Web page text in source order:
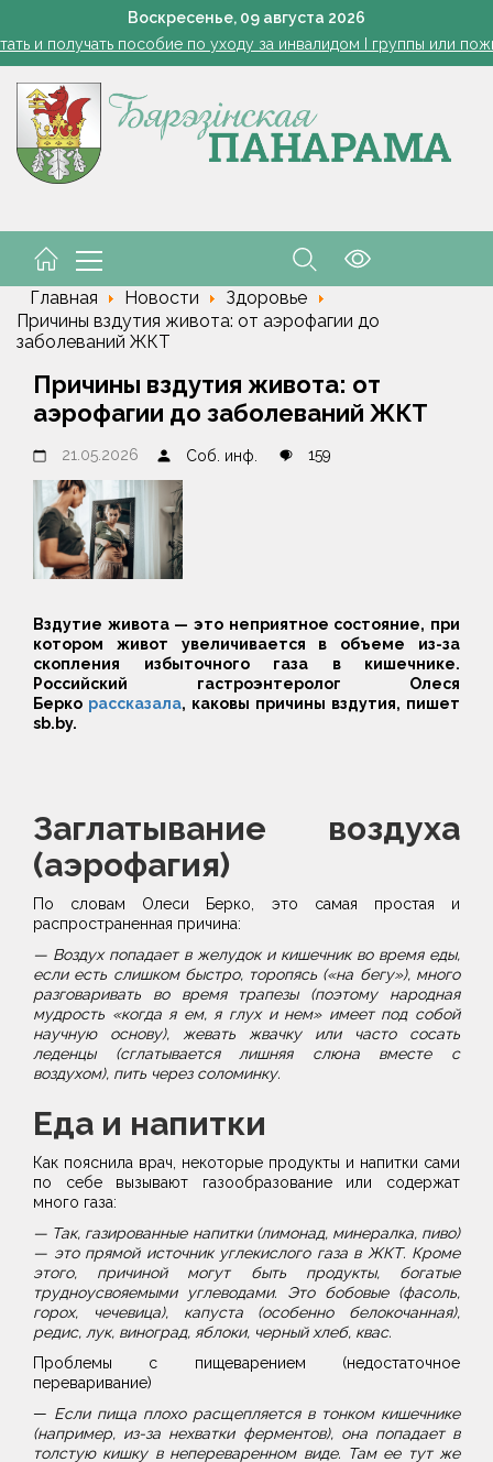
Воскресенье, 09 августа 2026
В МВД разъяснили нюансы выдачи паспортов
и получать пособие по уходу за инвалидом I группы или
Губернатор поздравил строителей с профессиональным
В Пинском районе бесправник сбил мопед, его водитель в
В МВД разъяснили нюансы выдачи паспортов
Главная Новости
Здоровье
Причины вздутия живота: от аэрофагии до
заболеваний ЖКТ
Причины вздутия живота: от
аэрофагии до заболеваний ЖКТ
21.05.2026 Соб. инф. 159
Вздутие живота — это неприятное состояние, при
котором живот увеличивается в объеме из-за
скопления избыточного газа в кишечнике.
Российский гастроэнтеролог Олеся
Берко рассказала, каковы причины вздутия, пишет
sb.by.
Заглатывание воздуха
(аэрофагия)
По словам Олеси Берко, это самая простая и
распространенная причина:
— Воздух попадает в желудок и кишечник во время еды,
если есть слишком быстро, торопясь («на бегу»), много
разговаривать во время трапезы (поэтому народная
мудрость «когда я ем, я глух и нем» имеет под собой
научную основу), жевать жвачку или часто сосать
леденцы (сглатывается лишняя слюна вместе с
воздухом), пить через соломинку.
Еда и напитки
Как пояснила врач, некоторые продукты и напитки сами
по себе вызывают газообразование или содержат
много газа:
— Так, газированные напитки (лимонад, минералка, пиво)
— это прямой источник углекислого газа в ЖКТ. Кроме
этого, причиной могут быть продукты, богатые
трудноусвояемыми углеводами. Это бобовые (фасоль,
горох, чечевица), капуста (особенно белокочанная),
редис, лук, виноград, яблоки, черный хлеб, квас.
Проблемы с пищеварением (недостаточное
переваривание)
— Если пища плохо расщепляется в тонком кишечнике
(например, из-за нехватки ферментов), она попадает в
толстую кишку в непереваренном виде. Там ее тут же